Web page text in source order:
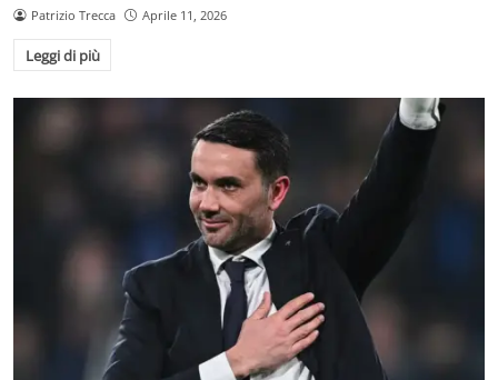
Patrizio Trecca Aprile 11, 2026
Leggi di più